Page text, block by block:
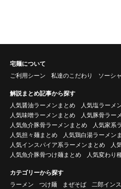
宅麺について
ご利用シーン
私達のこだわり ソーシ
解説まとめ記事から探す
人気醤油ラーメンまとめ
人気塩ラーメ
人気味噌ラーメンまとめ
人気豚骨ラー
人気魚介豚骨ラーメンまとめ
人気家系
人気担々麺まとめ
人気鶏白湯ラーメン
人気インスパイア系ラーメンまとめ
人
人気魚介豚骨つけ麺まとめ
人気変わり
カテゴリーから探す
ラーメン
つけ麺 まぜそば
二郎イン